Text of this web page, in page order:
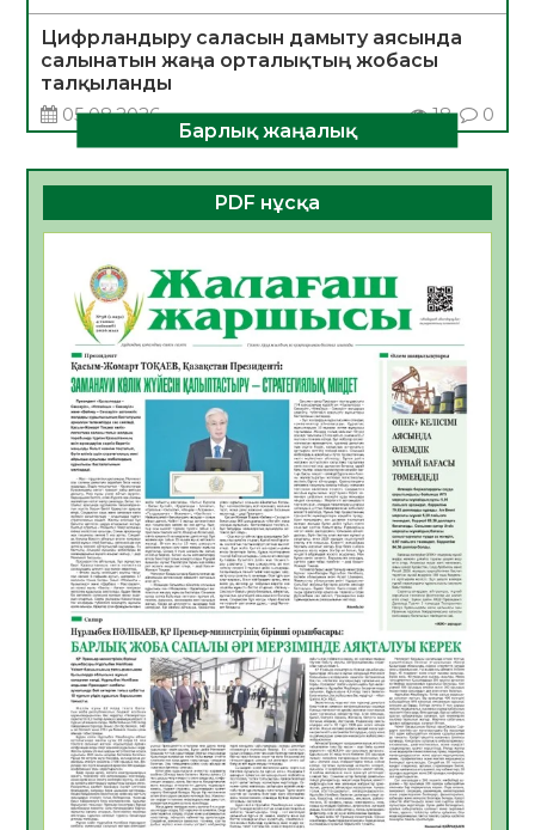
Цифрландыру саласын дамыту аясында
салынатын жаңа орталықтың жобасы
талқыланды
05.08.2026
18 0
құралдарының таныстырылымы өтті
05.08.2026
19 0
Қазақстандықтардың 72,3%-ы жаңа
Құрылтай үшін дауыс беруге дайын
05.08.2026
21
ӘРБІР ДАУЫС – ҚОҒАМ ДАМУЫНА
ҚОСЫЛҒАН ҮЛЕС
05.08.2026
27
ҚҰРЫЛТАЙ САЙЛАУЫ – БІРЛІК ПЕН
ЖАУАПКЕРШІЛІККЕ БАСТАЙТЫН ҚАДАМ
05.08.2026
26
Мектептен – Ұлттық ұлан сапына
04.08.2026
36
Үкіметтік емес ұйымдарға арналған
сыйлықақы конкурсына өтінім қабылдау
басталды
04.08.2026
40
Үкіметте Президенттің отандық тауарды
қолдау жөніндегі тапсырмаларының
жүзеге асырылу барысы қаралуда
Барлық жаңалық
PDF нұсқа